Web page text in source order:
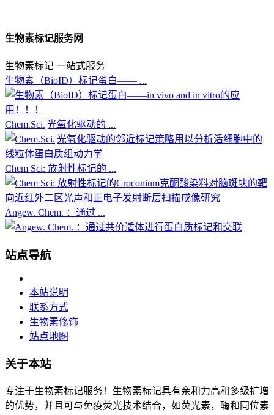
生物素标记服务网
生物素标记 一站式服务
生物素（BioID）标记蛋白—— ...
Chem.Sci.|光氧化驱动的 ...
Chem Sci: 放射性标记的 ...
Angew. Chem. ：通过 ...
站点导航
本站说明
联系方式
生物素修饰
站点地图
关于本站
专注于生物素标记服务！生物素标记具有亲和力高和多级扩增
的优势，并且可与免疫荧光技术结合，如荧光素，酶和同位素